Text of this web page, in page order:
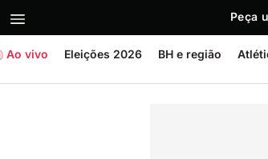
Peça
Ao vivo Eleições 2026 BH e região